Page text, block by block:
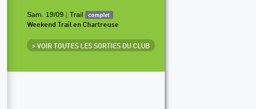
Sam. 19/09 | Trail complet
Weekend Trail en Chartreuse
> VOIR TOUTES LES SORTIES DU CLUB